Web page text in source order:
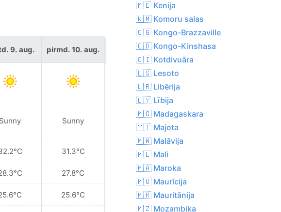
9. aug.
Sunny
pirmd. 10. aug.
Sunny
31.3°C
27.8°C
25.6°C
otrd. 11. aug.
30.6°C
27.6°C
26.0°C
🇰🇪 Kenija
🇰🇲 Komoru salas
🇨🇬 Kongo-Brazzaville
🇨🇩 Kongo-Kinshasa
🇨🇮 Kotdivuāra
🇱🇸 Lesoto
🇱🇷 Libērija
🇱🇾 Lībija
🇲🇬 Madagaskara
🇾🇹 Majota
🇲🇼 Malāvija
🇲🇱 Mali
🇲🇦 Maroka
🇲🇺 Maurīcija
🇲🇷 Mauritānija
🇲🇿 Mozambika